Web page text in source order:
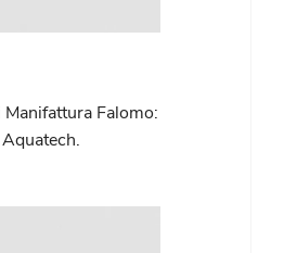
Falomo: